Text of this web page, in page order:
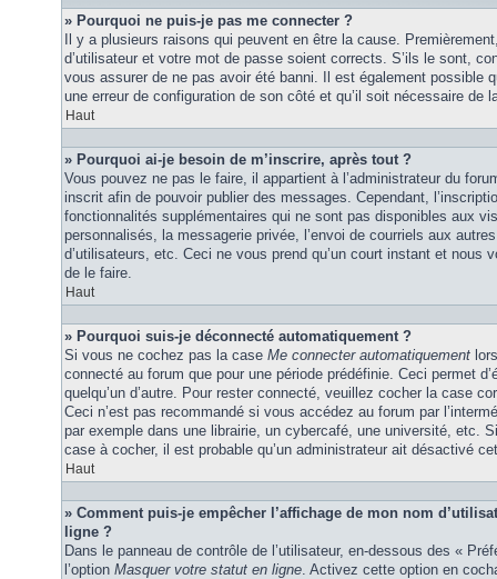
» Pourquoi ne puis-je pas me connecter ?
Il y a plusieurs raisons qui peuvent en être la cause.
d’utilisateur et votre mot de passe soient corrects. S’ils le sont,
vous assurer de ne pas avoir été banni. Il est également possible
une erreur de configuration de son côté et qu’il soit nécessaire de
Haut
» Pourquoi ai-je besoin de m’inscrire, après tout ?
Vous pouvez ne pas le faire, il appartient à l’administrateur du
inscrit afin de pouvoir publier des messages. Cependant,
fonctionnalités supplémentaires qui ne sont pas disponibles aux
personnalisés, la messagerie privée, l’envoi de courriels aux
d’utilisateurs, etc. Ceci ne vous prend qu’un court instant et nous
de le faire.
Haut
» Pourquoi suis-je déconnecté automatiquement ?
Si vous ne cochez pas la case Me connecter automatiquement
connecté au forum que pour une période prédéfinie. Ceci permet
quelqu’un d’autre. Pour rester connecté, veuillez cocher la case
Ceci n’est pas recommandé si vous accédez au forum par
par exemple dans une librairie, un cybercafé, une université, etc.
case à cocher, il est probable qu’un administrateur ait désactivé
Haut
» Comment puis-je empêcher l’affichage de mon nom
ligne ?
Dans le panneau de contrôle de l’utilisateur, en-dessous des «
l’option Masquer votre statut en ligne. Activez cette option en